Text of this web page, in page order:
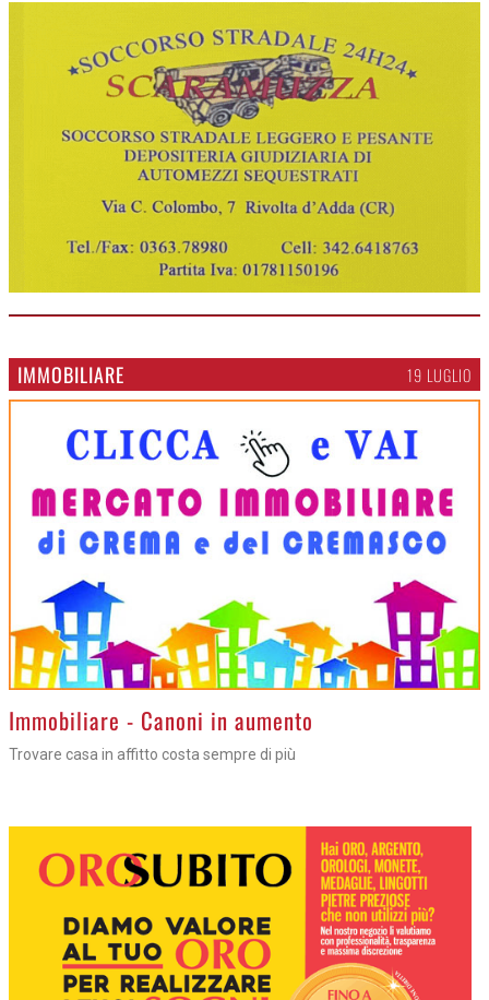
IMMOBILIARE 19 LUGLIO
>Immobiliare - Canoni in aumento
Trovare casa in affitto costa sempre di più